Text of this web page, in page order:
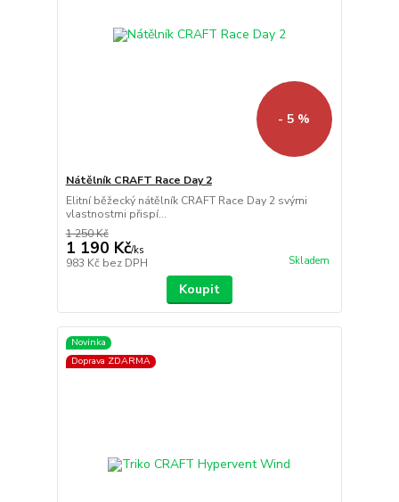
- 5 %
Nátělník CRAFT Race Day 2
Elitní běžecký nátělník CRAFT Race Day 2 svými
vlastnostmi přispí...
1 250 Kč
1 190 Kč/ks
983 Kč bez DPH Skladem
Koupit
Novinka
Doprava ZDARMA